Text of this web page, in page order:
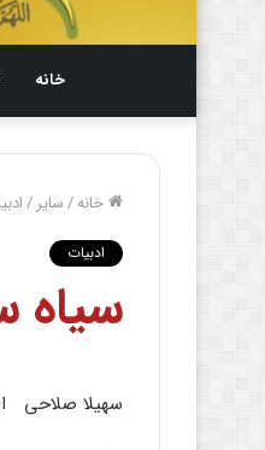
خانه
خانه/سایر /
ادبیات
سیاه
سهیلا صلاحی